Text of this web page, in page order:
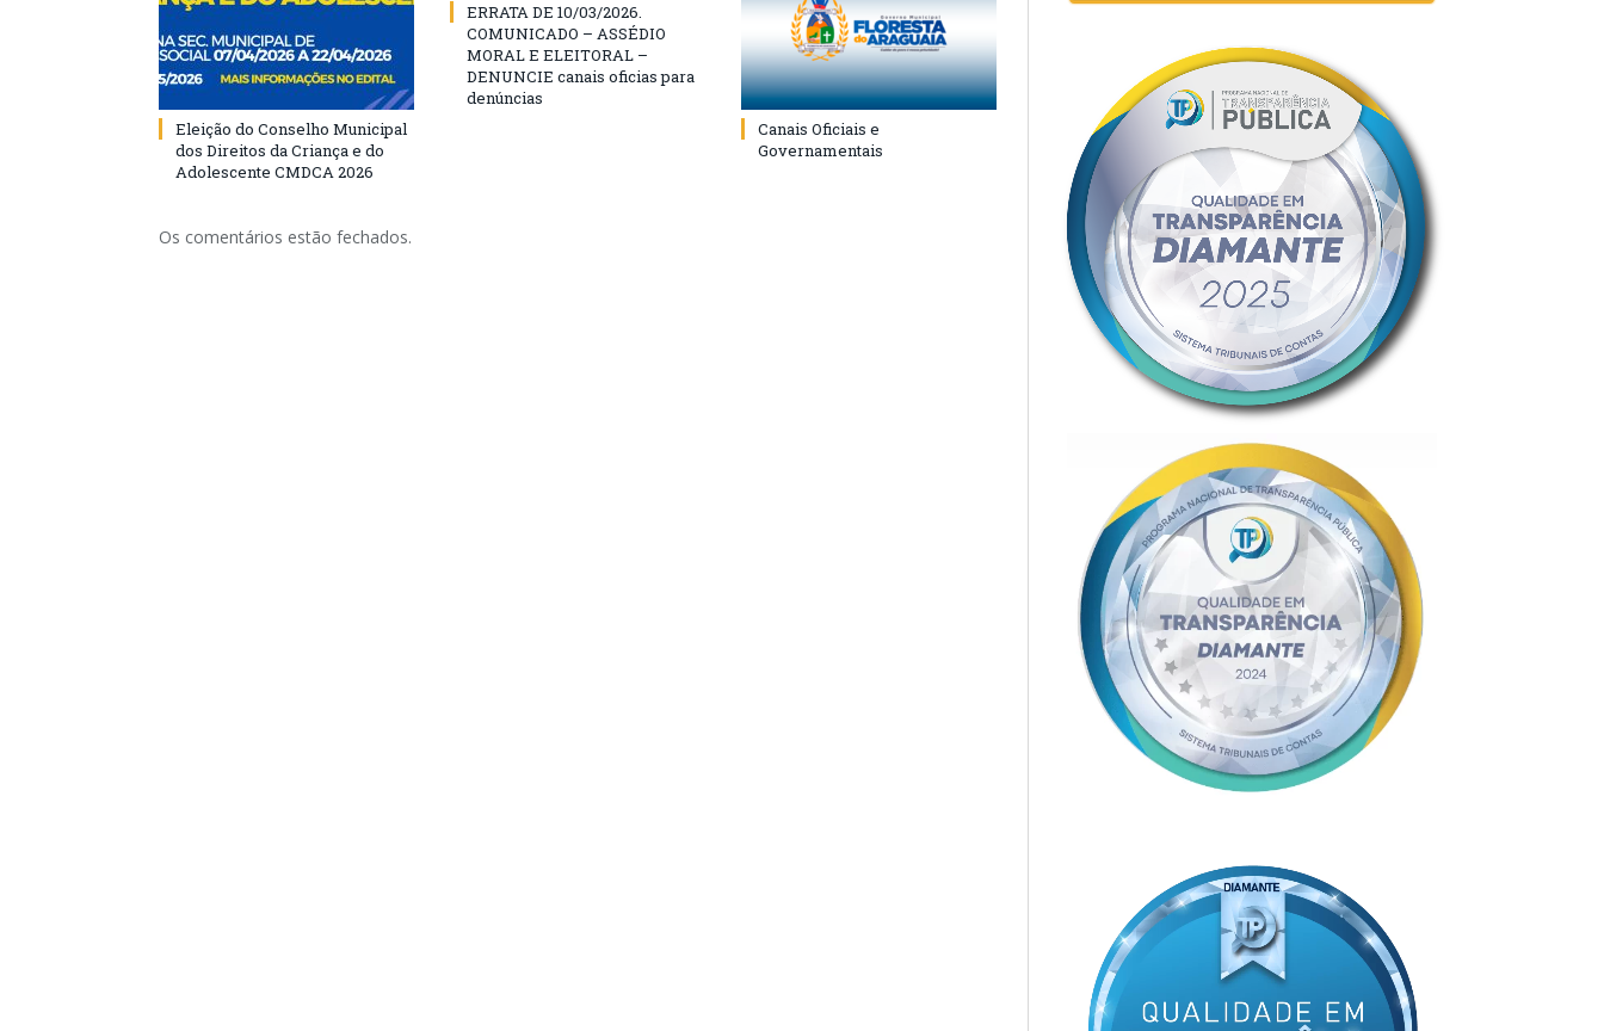
Eleição do Conselho Municipal
dos Direitos da Criança e do
Adolescente CMDCA 2026
ERRATA DE 10/03/2026.
COMUNICADO – ASSÉDIO
MORAL E ELEITORAL –
DENUNCIE canais oficias para
denúncias
Canais Oficiais e
Governamentais
Os comentários estão fechados.